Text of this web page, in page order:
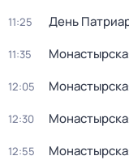
11:25 День
11:35
12:05
12:30
12:55